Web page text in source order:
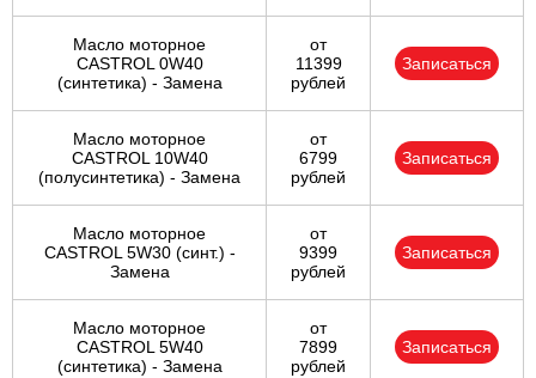
Масло моторное
CASTROL 0W40
(синтетика) - Замена
от
11399
рублей
Записаться
Масло моторное
CASTROL 10W40
(полусинтетика) - Замена
от
6799
рублей
Записаться
Масло моторное
CASTROL 5W30 (синт.) -
Замена
от
9399
рублей
Записаться
Масло моторное
CASTROL 5W40
(синтетика) - Замена
от
7899
рублей
Записаться